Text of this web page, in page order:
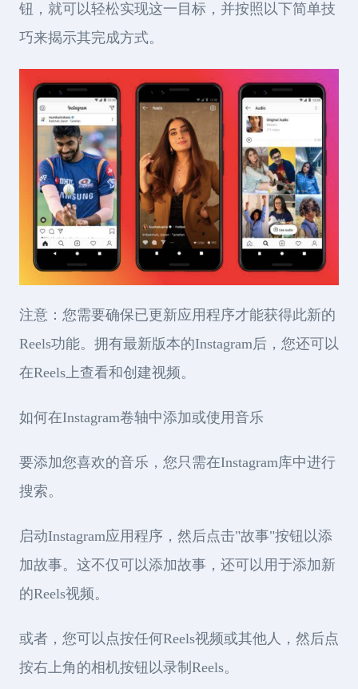
钮，就可以轻松实现这一目标，并按照以下简单技
巧来揭示其完成方式。
注意：您需要确保已更新应用程序才能获得此新的
Reels功能。拥有最新版本的Instagram后，您还可以
在Reels上查看和创建视频。
如何在Instagram卷轴中添加或使用音乐
要添加您喜欢的音乐，您只需在Instagram库中进行
搜索。
启动Instagram应用程序，然后点击"故事"按钮以添
加故事。这不仅可以添加故事，还可以用于添加新
的Reels视频。
或者，您可以点按任何Reels视频或其他人，然后点
按右上角的相机按钮以录制Reels。